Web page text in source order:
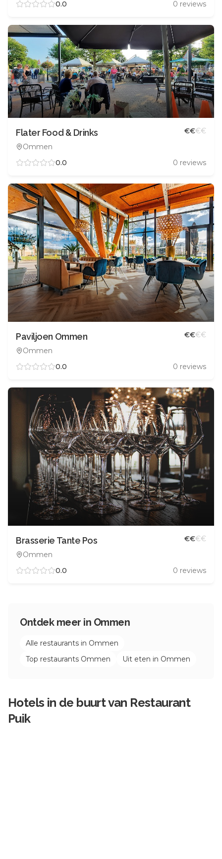
0.0 0 reviews
Flater Food & Drinks
Ommen
€€€€
0.0 0 reviews
Paviljoen Ommen
Ommen
€€€€
0.0 0 reviews
Brasserie Tante Pos
Ommen
€€€€
0.0 0 reviews
Ontdek meer in Ommen
Alle restaurants in Ommen
Top restaurants Ommen Uit eten in Ommen
Hotels in de buurt van Restaurant
Puik